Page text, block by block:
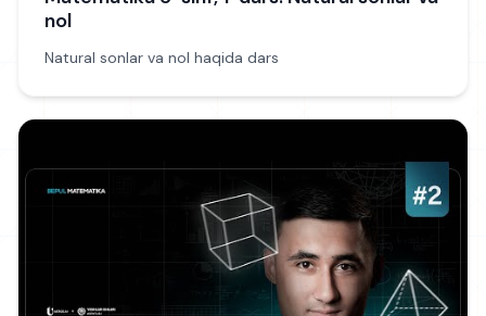
nol
Natural sonlar va nol haqida dars